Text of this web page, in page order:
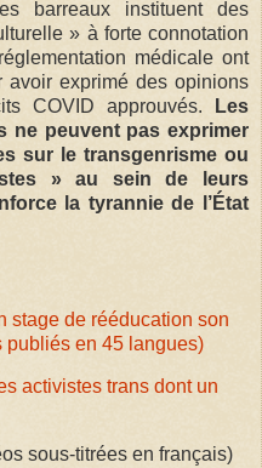
barreaux instituent des
» à forte connotation
médicale ont
avoir exprimé des opinions
COVID approuvés.
Les
ne peuvent pas exprimer
sur le transgenrisme ou
» au sein de leurs
la tyrannie de l’État
stage de rééducation son
publiés en 45 langues)
activistes trans dont un
sous-titrées en français)